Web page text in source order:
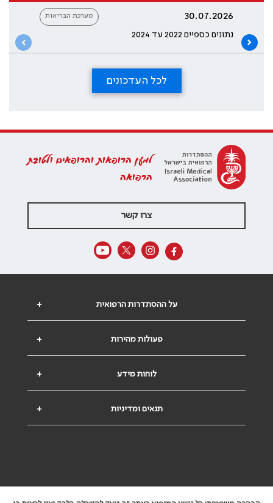
30.07.2026
נתונים כספיים 2022 עד 2024
מערכת הבריאות
לכל העדכונים
למען הרופאות והרופאים ולטובת
הרפואה
צרו קשר
+ על ההסתדרות הרפואית
+ פעולות מהירות
+ לוחות מידע
+ תנאים ומדיניות